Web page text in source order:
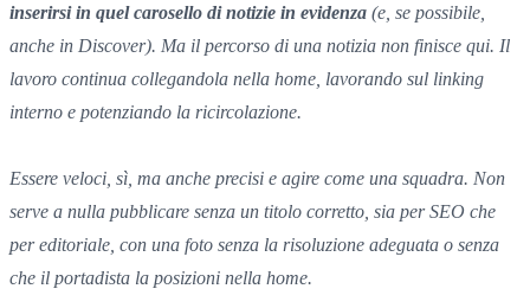
inserirsi in quel carosello di notizie in evidenza (e, se possibile,
anche in Discover). Ma il percorso di una notizia non finisce qui. Il
lavoro continua collegandola nella home, lavorando sul linking
interno e potenziando la ricircolazione.
Essere veloci, sì, ma anche precisi e agire come una squadra. Non
serve a nulla pubblicare senza un titolo corretto, sia per SEO che
per editoriale, con una foto senza la risoluzione adeguata o senza
che il portadista la posizioni nella home.